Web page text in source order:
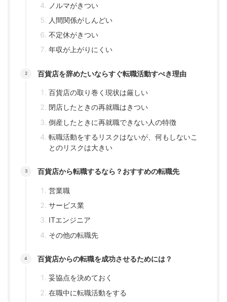
ノルマがきつい
人間関係がしんどい
不定休がきつい
年収が上がりにくい
百貨店を辞めたいならすぐ転職活動すべき理由
百貨店の取り巻く現状は厳しい
閉店したときの再就職はきつい
倒産したときに再就職できない人の特徴
転職活動をするリスクはないが、何もしないこ
とのリスクは大きい
百貨店から転職するなら？おすすめの転職先
営業職
サービス業
ITエンジニア
その他の転職先
百貨店からの転職を成功させるためには？
妥協点を決めておく
在職中に転職活動をする